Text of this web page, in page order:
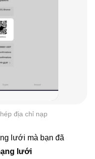
địa chỉ nạp
lưới mà bạn đã
lưới